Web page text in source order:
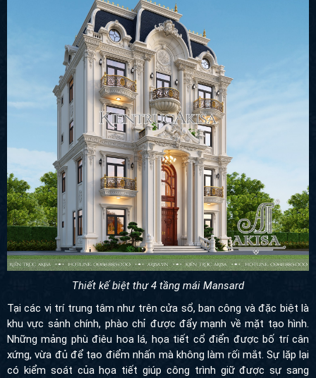
Thiết kế biệt thự 4 tầng mái Mansard
Tại các vị trí trung tâm như trên cửa sổ, ban công và đặc biệt là
khu vực sảnh chính, phào chỉ được đẩy mạnh về mặt tạo hình.
Những mảng phù điêu hoa lá, họa tiết cổ điển được bố trí cân
xứng, vừa đủ để tạo điểm nhấn mà không làm rối mắt. Sự lặp lại
có kiểm soát của họa tiết giúp công trình giữ được sự sang trọng,